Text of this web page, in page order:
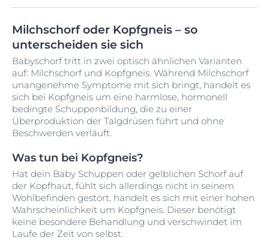
Milchschorf oder Kopfgneis – so
unterscheiden sie sich
Babyschorf tritt in zwei optisch ähnlichen Varianten
auf: Milchschorf und Kopfgneis. Während Milchschorf
unangenehme Symptome mit sich bringt, handelt es
sich bei Kopfgneis um eine harmlose, hormonell
bedingte Schuppenbildung, die zu einer
Überproduktion der Talgdrüsen führt und ohne
Beschwerden verläuft.
Was tun bei Kopfgneis?
Hat dein Baby Schuppen oder gelblichen Schorf auf
der Kopfhaut, fühlt sich allerdings nicht in seinem
Wohlbefinden gestört, handelt es sich mit einer hohen
Wahrscheinlichkeit um Kopfgneis. Dieser benötigt
keine besondere Behandlung und verschwindet im
Laufe der Zeit von selbst.